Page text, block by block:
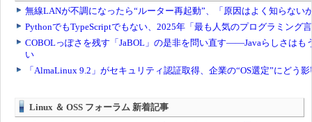
Linux ＆ OSS フォーラム 新着記事